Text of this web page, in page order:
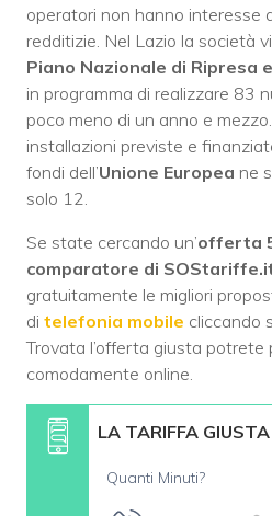
operatori non hanno interesse
redditizie. Nel Lazio la società
Piano Nazionale di Ripresa
in programma di realizzare 83
poco meno di un anno e
installazioni previste e
fondi dell’Unione Europea ne
solo 12.
Se state cercando un’offerta
comparatore di
gratuitamente le migliori
di telefonia mobile cliccando
Trovata l’offerta giusta potrete
comodamente online.
LA TARIFFA
Quanti Minuti?